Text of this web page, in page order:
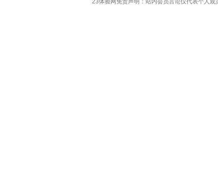
23体验网免责声明：站内会员言论仅代表个人